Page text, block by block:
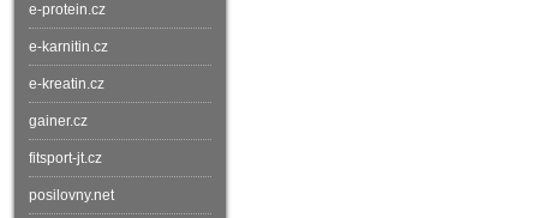
e-protein.cz
e-karnitin.cz
e-kreatin.cz
gainer.cz
fitsport-jt.cz
posilovny.net